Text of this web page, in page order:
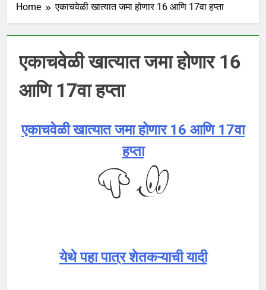
Home एकाचवेळी खात्यात जमा होणार 16 आणि 17वा हप्ता
एकाचवेळी खात्यात जमा होणार 16
आणि 17वा हप्ता
एकाचवेळी खात्यात जमा होणार 16 आणि 17वा
हप्ता
येथे पहा पात्र शेतकऱ्याची यादी